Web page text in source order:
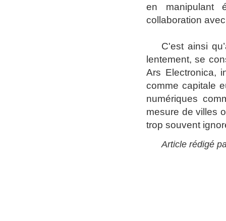
en manipulant
collaboration
C'est ainsi
lentement, se
Ars Electronica,
comme capitale
numériques
mesure de villes
trop souvent
Article rédigé